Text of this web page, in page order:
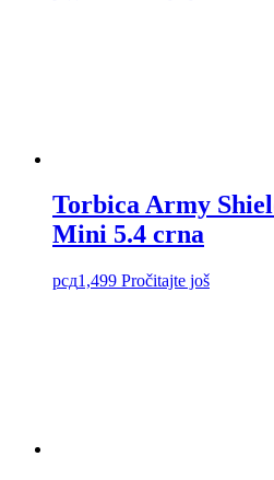
Torbica Army
Mini 5.4 crna
рсд1,499 Pročitajte još